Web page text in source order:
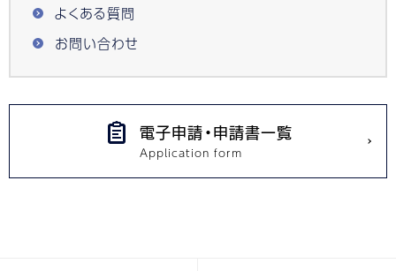
よくある質問
お問い合わせ
電子申請・申請書一覧